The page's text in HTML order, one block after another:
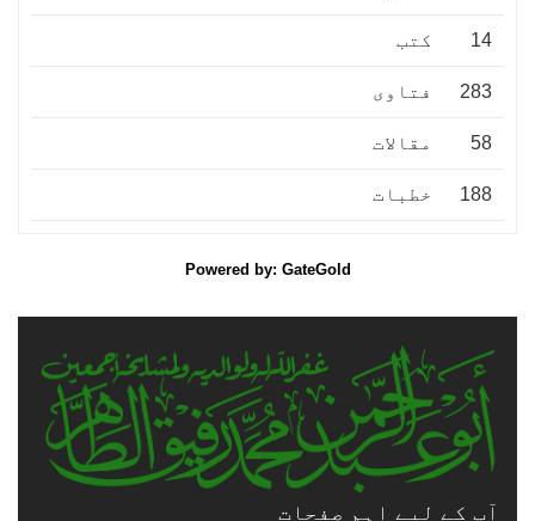
14 کتب
283 فتاوى
58 مقالات
188 خطبات
Powered by: GateGold
آپ کے لیے اہم صفحات